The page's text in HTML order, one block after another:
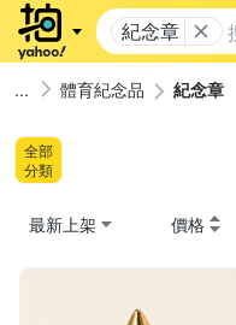
紀念章
體育紀念品 紀念章
全部
分類
最新上架 價格